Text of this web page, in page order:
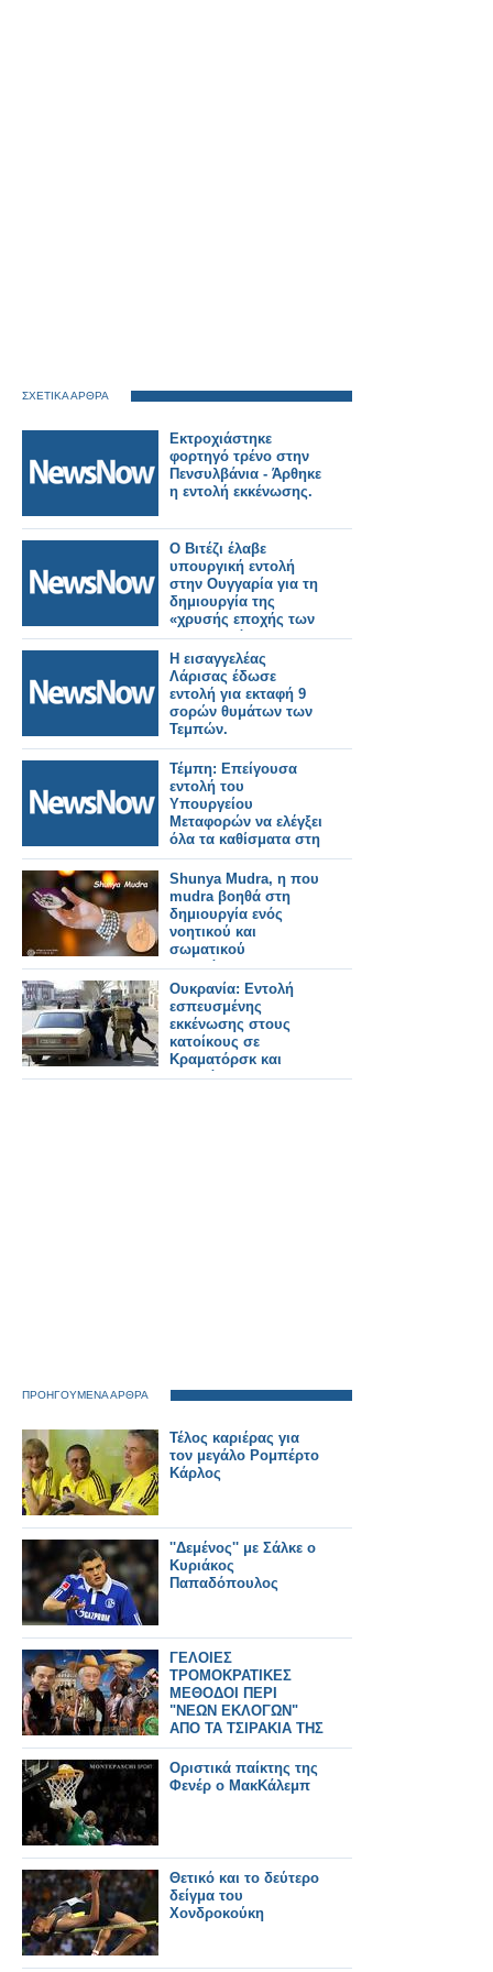
ΣΧΕΤΙΚΑ ΑΡΘΡΑ
Εκτροχιάστηκε
φορτηγό τρένο στην
Πενσυλβάνια - Άρθηκε
η εντολή εκκένωσης.
Ο Βιτέζι έλαβε
υπουργική εντολή
στην Ουγγαρία για τη
δημιουργία της
«χρυσής εποχής των
σιδηροδρόμων»
Η εισαγγελέας
Λάρισας έδωσε
εντολή για εκταφή 9
σορών θυμάτων των
Τεμπών.
Τέμπη: Επείγουσα
εντολή του
Υπουργείου
Μεταφορών να ελέγξει
όλα τα καθίσματα στη
Hellenic Train
Shunya Mudra, η που
mudra βοηθά στη
δημιουργία ενός
νοητικού και
σωματικού
περιβάλλοντος
ανοιχτωσιάς και
ευρυχωρίας.
Ουκρανία: Εντολή
εσπευσμένης
εκκένωσης στους
κατοίκους σε
Κραματόρσκ και
Σλοβιάνσκ
ΠΡΟΗΓΟΥΜΕΝΑ ΑΡΘΡΑ
Τέλος καριέρας για
τον μεγάλο Ρομπέρτο
Κάρλος
''Δεμένος'' με Σάλκε ο
Κυριάκος
Παπαδόπουλος
ΓΕΛΟΙΕΣ
ΤΡΟΜΟΚΡΑΤΙΚΕΣ
ΜΕΘΟΔΟΙ ΠΕΡΙ
"ΝΕΩΝ ΕΚΛΟΓΩΝ"
ΑΠΟ ΤΑ ΤΣΙΡΑΚΙΑ ΤΗΣ
ΤΡΟΙΚΑΣ ΓΙΑ ΝΑ
ΠΕΡΑΣΟΥΝ ΝΕΑ
ΕΠΑΙΣΧΥΝΤΑ ΜΕΤΡΑ
Οριστικά παίκτης της
Φενέρ ο ΜακΚάλεμπ
Θετικό και το δεύτερο
δείγμα του
Χονδροκούκη